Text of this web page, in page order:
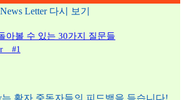
Letter 다시 보기
아볼 수 있는 30가지 질문들
_ #1
는 활자 중독자들의 피드백을 듣습니다!